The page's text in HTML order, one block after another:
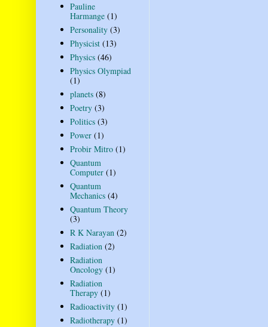
Pauline
Harmange (1)
Personality (3)
Physicist (13)
Physics (46)
Physics Olympiad
(1)
planets (8)
Poetry (3)
Politics (3)
Power (1)
Probir Mitro (1)
Quantum
Computer (1)
Quantum
Mechanics (4)
Quantum Theory
(3)
R K Narayan (2)
Radiation (2)
Radiation
Oncology (1)
Radiation
Therapy (1)
Radioactivity (1)
Radiotherapy (1)